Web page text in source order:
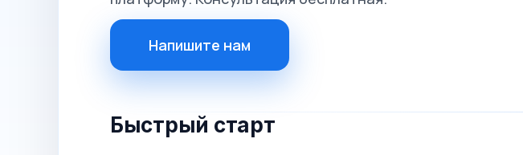
Напишите нам
Быстрый старт